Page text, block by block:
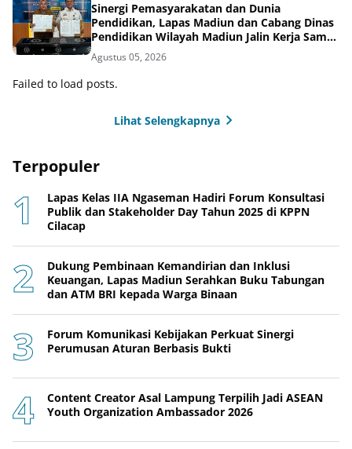
Sinergi Pemasyarakatan dan Dunia
Pendidikan, Lapas Madiun dan Cabang Dinas
Pendidikan Wilayah Madiun Jalin Kerja Sama
Pendidikan Vokasi Teknik Instalasi Tenaga
Listrik bagi Warga Binaan
Agustus 05, 2026
Failed to load posts.
Lihat Selengkapnya
Terpopuler
Lapas Kelas IIA Ngaseman Hadiri Forum Konsultasi
Publik dan Stakeholder Day Tahun 2025 di KPPN
Cilacap
Dukung Pembinaan Kemandirian dan Inklusi
Keuangan, Lapas Madiun Serahkan Buku Tabungan
dan ATM BRI kepada Warga Binaan
Forum Komunikasi Kebijakan Perkuat Sinergi
Perumusan Aturan Berbasis Bukti
Content Creator Asal Lampung Terpilih Jadi ASEAN
Youth Organization Ambassador 2026